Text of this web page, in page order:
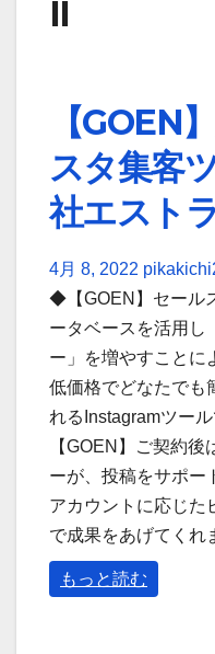
II
【GOEN
スタ集客
社エスト
4月 8, 2022
◆【GOEN】セール
ータベースを活用し
ー」を増やすことに
低価格でどなたでも
れるInstagramツール
【GOEN】ご契約
ーが、投稿をサポー
アカウントに応じた
で成果をあげてくれ
もっと読む